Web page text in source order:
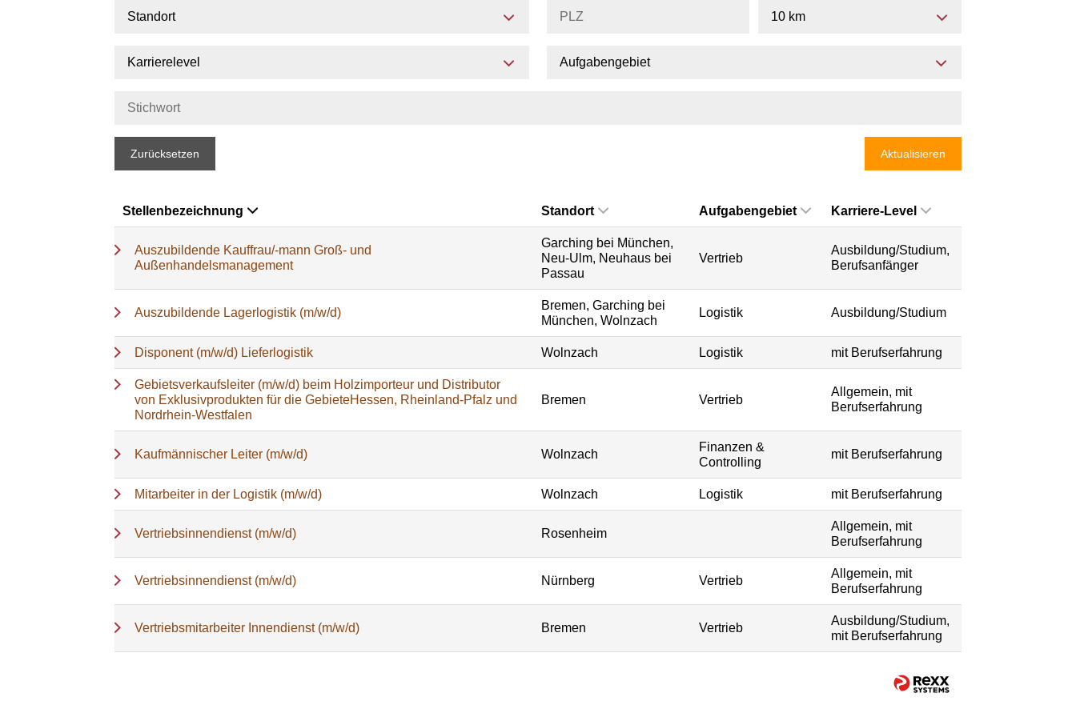
Standort 10 km
Karrierelevel Aufgabengebiet
Zurücksetzen Aktualisieren
Stellenbezeichnung Standort Aufgabengebiet Karriere-Level
Auszubildende Kauffrau/-mann Groß- und
Außenhandelsmanagement
Garching bei München,
Neu-Ulm, Neuhaus bei
Passau
Vertrieb
Ausbildung/Studium,
Berufsanfänger
Auszubildende Lagerlogistik (m/w/d)
Bremen, Garching bei
München, Wolnzach
Logistik Ausbildung/Studium
Disponent (m/w/d) Lieferlogistik Wolnzach Logistik mit Berufserfahrung
Gebietsverkaufsleiter (m/w/d) beim Holzimporteur und Distributor
von Exklusivprodukten für die GebieteHessen, Rheinland-Pfalz und
Nordrhein-Westfalen
Bremen Vertrieb
Allgemein, mit
Berufserfahrung
Kaufmännischer Leiter (m/w/d) Wolnzach
Finanzen &
Controlling
mit Berufserfahrung
Mitarbeiter in der Logistik (m/w/d) Wolnzach Logistik mit Berufserfahrung
Vertriebsinnendienst (m/w/d) Rosenheim
Allgemein, mit
Berufserfahrung
Vertriebsinnendienst (m/w/d) Nürnberg Vertrieb
Allgemein, mit
Berufserfahrung
Vertriebsmitarbeiter Innendienst (m/w/d) Bremen Vertrieb
Ausbildung/Studium,
mit Berufserfahrung